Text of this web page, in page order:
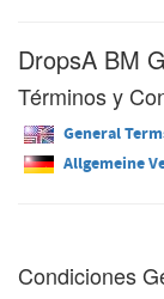
DropsA BM
Términos y
General
Allgemeine
Condiciones